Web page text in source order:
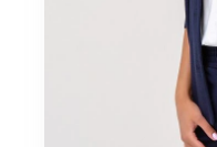
КОСМЕТИКА
Бомберы